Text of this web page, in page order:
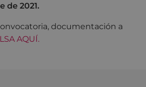
de 2021.
documentación a
AQUÍ.